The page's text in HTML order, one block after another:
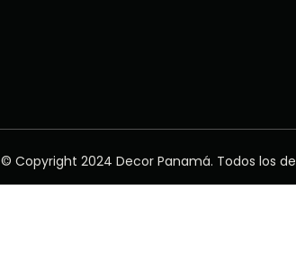
© Copyright 2024 Decor Panamá. Todos los